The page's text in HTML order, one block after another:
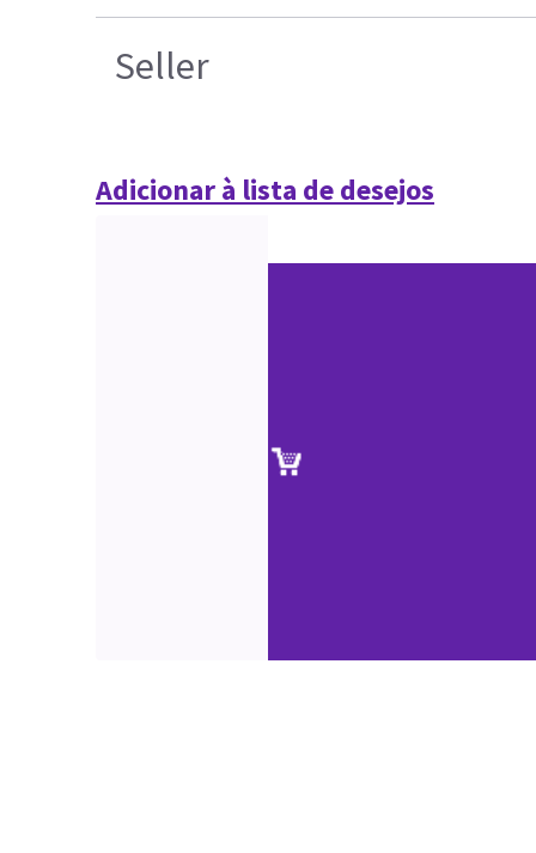
Seller
Adicionar à lista de desejos